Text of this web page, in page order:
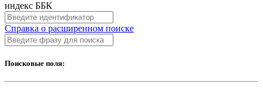
индекс ББК
Справка о расширенном поиске
Поисковые поля: